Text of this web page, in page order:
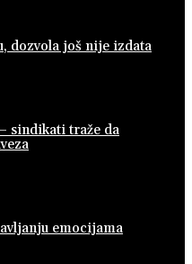
dozvola još nije izdata
sindikati traže da
emocijama